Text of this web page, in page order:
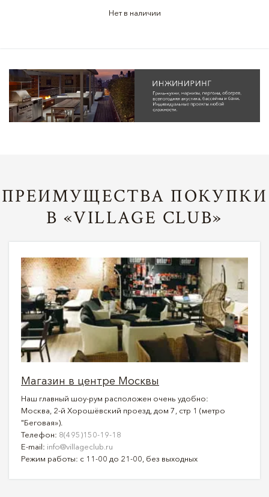
Нет в наличии
ПРЕИМУЩЕСТВА ПОКУПКИ
В «VILLAGE CLUB»
Магазин в центре Москвы
Наш главный шоу-рум расположен очень удобно:
Москва, 2-й Хорошёвский проезд, дом 7, стр 1 (метро
"Беговая»).
Телефон: 8(495)150-19-18
E-mail: info@villageclub.ru
Режим работы: с 11-00 до 21-00, без выходных